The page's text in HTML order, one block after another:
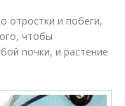
отростки и побеги,
чтобы
почки, и растение